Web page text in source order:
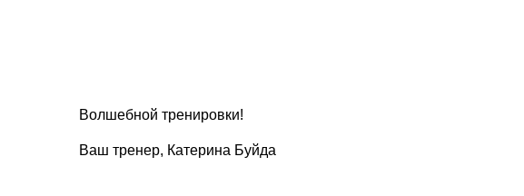
Волшебной тренировки!
Ваш тренер, Катерина Буйда